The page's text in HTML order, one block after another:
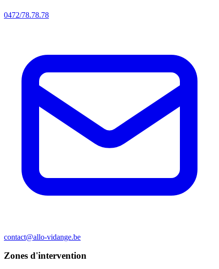
0472/78.78.78
contact@allo-vidange.be
Zones d'intervention